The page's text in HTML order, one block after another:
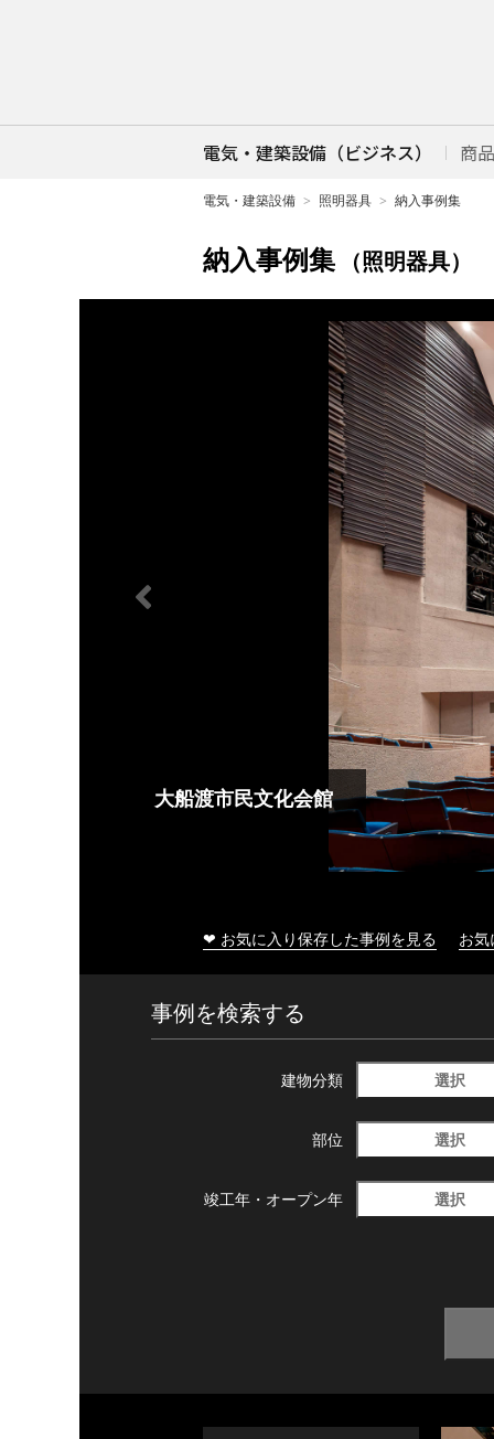
電気・建築設備（ビジネス） 商
電気・建築設備 照明器具 納入事例集
納入事例集 （照明器具）
大船渡市民文化会館
❤ お気に入り保存した事例を見る お
事例を検索する
建物分類 選択
部位 選択
竣工年・ オープン年 選択